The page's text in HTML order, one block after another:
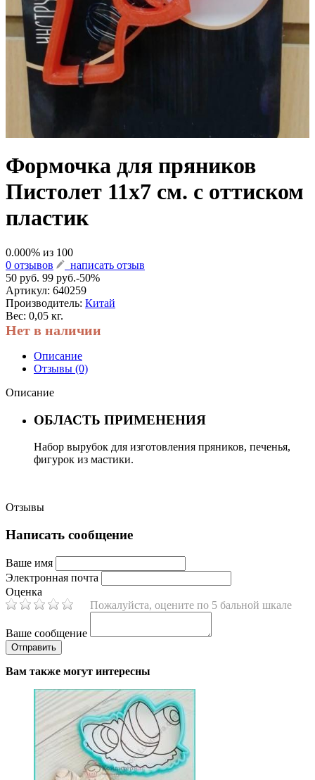
Формочка для пряников
Пистолет 11х7 см. с оттиском
пластик
0.000% из 100
0 отзывов
написать отзыв
50 руб. 99 руб.-50%
Артикул: 640259
Производитель: Китай
Вес: 0,05 кг.
Нет в наличии
Описание
Отзывы (0)
Описание
ОБЛАСТЬ ПРИМЕНЕНИЯ
Набор вырубок для изготовления пряников, печенья,
фигурок из мастики.
Отзывы
Написать сообщение
Ваше имя
Электронная почта
Оценка
Пожалуйста, оцените по 5 бальной шкале
Ваше сообщение
Вам также могут интересны